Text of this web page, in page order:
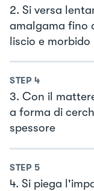
2. Si versa
amalgama fino
liscio e morbido
STEP 4
3. Con il
a forma di
spessore
STEP 5
4. Si piega